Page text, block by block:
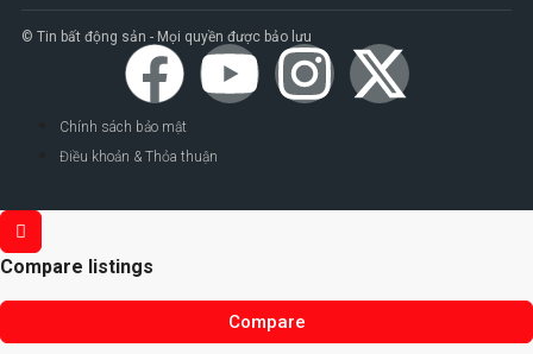
© Tin bất động sản - Mọi quyền được bảo lưu
Chính sách bảo mật
Điều khoản & Thỏa thuận
Compare listings
Compare